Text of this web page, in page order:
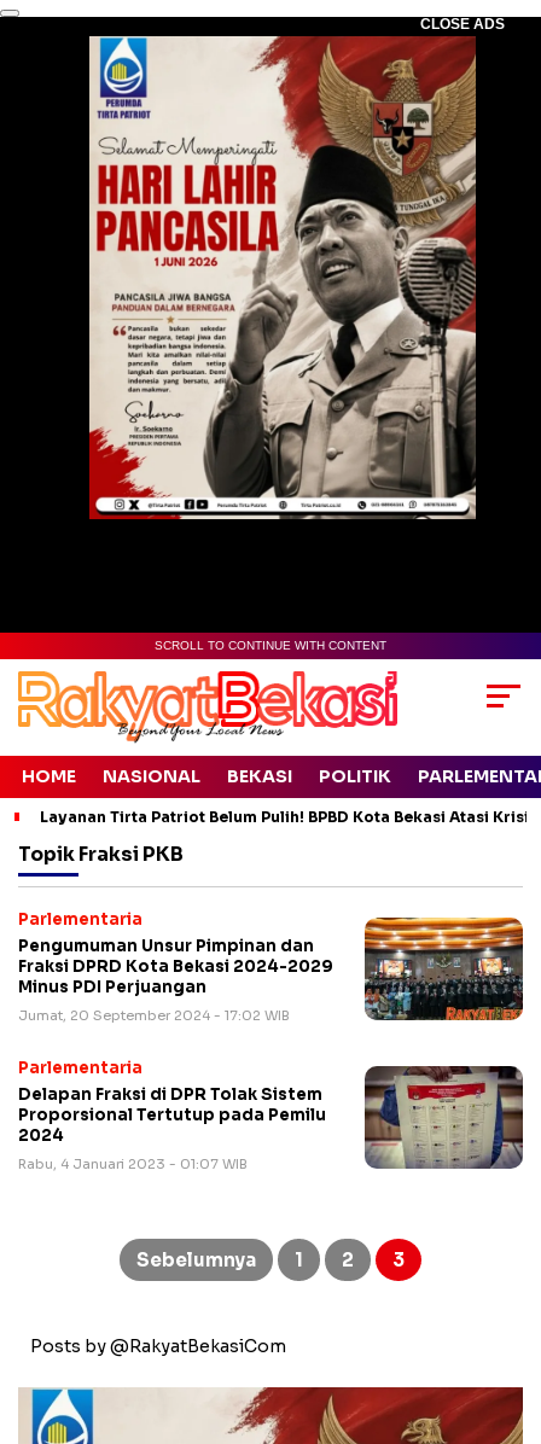
CLOSE ADS
SCROLL TO CONTINUE WITH CONTENT
HOME NASIONAL BEKASI POLITIK
Layanan Tirta Patriot Belum Pulih! BPBD Kota Bekasi Atasi
Topik Fraksi PKB
Parlementaria
Pengumuman Unsur Pimpinan dan
Fraksi DPRD Kota Bekasi 2024-2029
Minus PDI Perjuangan
Jumat, 20 September 2024 - 17:02 WIB
Parlementaria
Delapan Fraksi di DPR Tolak Sistem
Proporsional Tertutup pada Pemilu
2024
Rabu, 4 Januari 2023 - 01:07 WIB
Paginasi
Sebelumnya 1 2 3
Posts by @RakyatBekasiCom